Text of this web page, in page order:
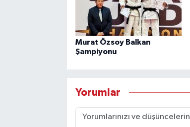
Murat Özsoy Balkan
Şampiyonu
Yorumlar